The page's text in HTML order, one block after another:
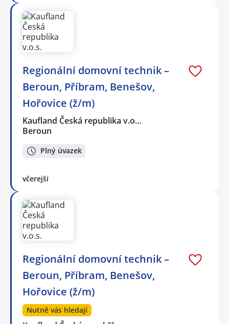
Regionální domovní technik –
Beroun, Příbram, Benešov,
Hořovice (ž/m)
Kaufland Česká republika v.o…
Beroun
Plný úvazek
včerejší
Regionální domovní technik –
Beroun, Příbram, Benešov,
Hořovice (ž/m)
Nutně vás hledají